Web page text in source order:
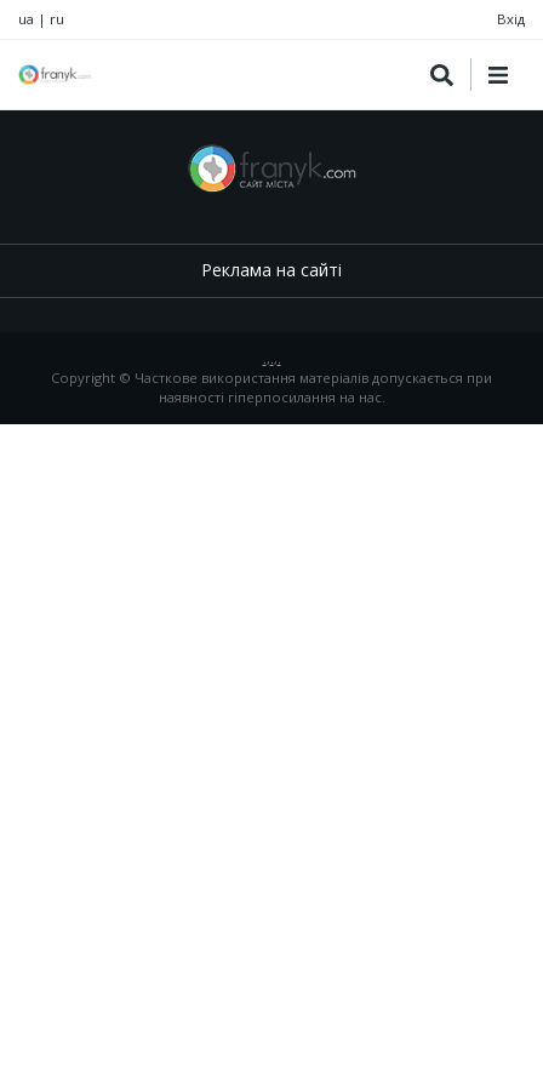
ua | ru Вхід
Реклама на сайті
.,.,.
Copyright © Часткове використання матеріалів допускається при
наявності гіперпосилання на нас.